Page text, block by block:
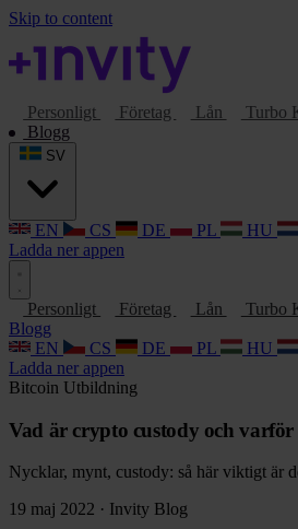
Skip to content
Personligt Företag Lån Turbo
Blogg
EN CS DE PL HU
Ladda ner appen
Personligt Företag Lån Turbo
Blogg
EN
CS DE PL HU
Ladda ner appen
Bitcoin Utbildning
Vad är crypto custody och
Nycklar, mynt, custody: så här viktigt är
19 maj 2022 · Invity Blog